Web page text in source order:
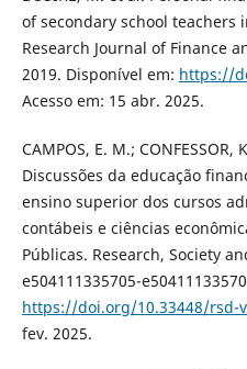
of secondary school teachers
Research Journal of Finance
2019. Disponível em: https://
Acesso em: 15 abr. 2025.
CAMPOS, E. M.; CONFESSOR,
Discussões da educação
ensino superior dos cursos
contábeis e ciências
Públicas. Research, Society
e504111335705-
https://doi.org/10.33448/rsd-
fev. 2025.